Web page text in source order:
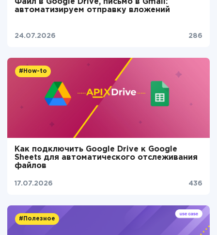
Файл в Google Drive, письмо в Gmail:
автоматизируем отправку вложений
24.07.2026 286
#How-to
Как подключить Google Drive к Google
Sheets для автоматического отслеживания
файлов
17.07.2026 436
#Полезное